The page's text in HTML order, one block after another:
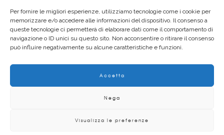
Per fornire le migliori esperienze, utilizziamo tecnologie come i cookie per
memorizzare e/o accedere alle informazioni del dispositivo. Il consenso a
queste tecnologie ci permetterà di elaborare dati come il comportamento di
navigazione o ID unici su questo sito. Non acconsentire o ritirare il consenso
può influire negativamente su alcune caratteristiche e funzioni.
Accetta
Nega
Visualizza le preferenze
Privacy Policy IT
Privacy Policy EN
Cookie Policy EN